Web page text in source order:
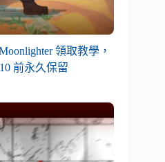
領取教學，
前永久保留